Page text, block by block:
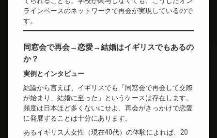
ラインベースのネットワークで再会が実現しているので
す。
同窓会で再会→恋愛→結婚はイギリスでもあるの
か？
実例とインタビュー
結論から言えば、イギリスでも「同窓会で再会して交際
が始まり、結婚に至った」というケースは存在します。
頻度は日本ほど多くないにせよ、再会がきっかけで恋愛
に発展することは十分にあります。
あるイギリス人女性（現在40代）の体験によれば、20